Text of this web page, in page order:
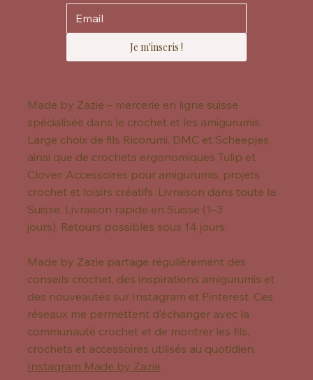
Je m'inscris !
Made by Zazie – mercerie en ligne suisse
spécialisée dans le crochet et les amigurumis.
Large choix de fils Ricorumi, DMC et Scheepjes,
ainsi que de crochets ergonomiques Tulip et
Clover. Accessoires pour amigurumis, projets
crochet et loisirs créatifs. Livraison dans toute la
Suisse. Livraison rapide en Suisse (1–3
jours). Retours possibles sous 14 jours.
Made by Zazie partage régulièrement des
conseils crochet, des inspirations amigurumis et
des nouveautés sur Instagram et Pinterest. Ces
réseaux me permettent d’échanger avec la
communauté crochet et de montrer les fils,
crochets et accessoires utilisés au quotidien.
Instagram Made by Zazie